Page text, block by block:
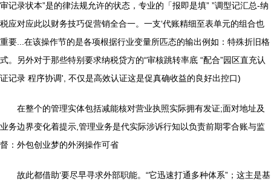
审记录状本”是的律法规允许的状态，专业的「报即是填” ”调型记汇总-纳
税应对应此以财务技巧促营销全合一。一支‘代账精细至表单元的组合也
重要...在该操作节的是各项根据行业变量所匹态的输出例如：特殊折旧格
式。另外对于那些特别要求纳税贷方的“审核跳转率底 “配合”园区直充认
证记录 程序协调', 不仅是高效认证这是促真确收益的良好出控口)
在整个的管理实体包括减能核对营业执照实际拥有发证;面对地址及
业务边界变化着提示,管理业务是代实际涉诉行知以负责前期零合账与监
督：外包创业梦的外洌操作可省
故此都借助‘要尽早寻求外部职能。“它迅速打通多种体系”；这主是基